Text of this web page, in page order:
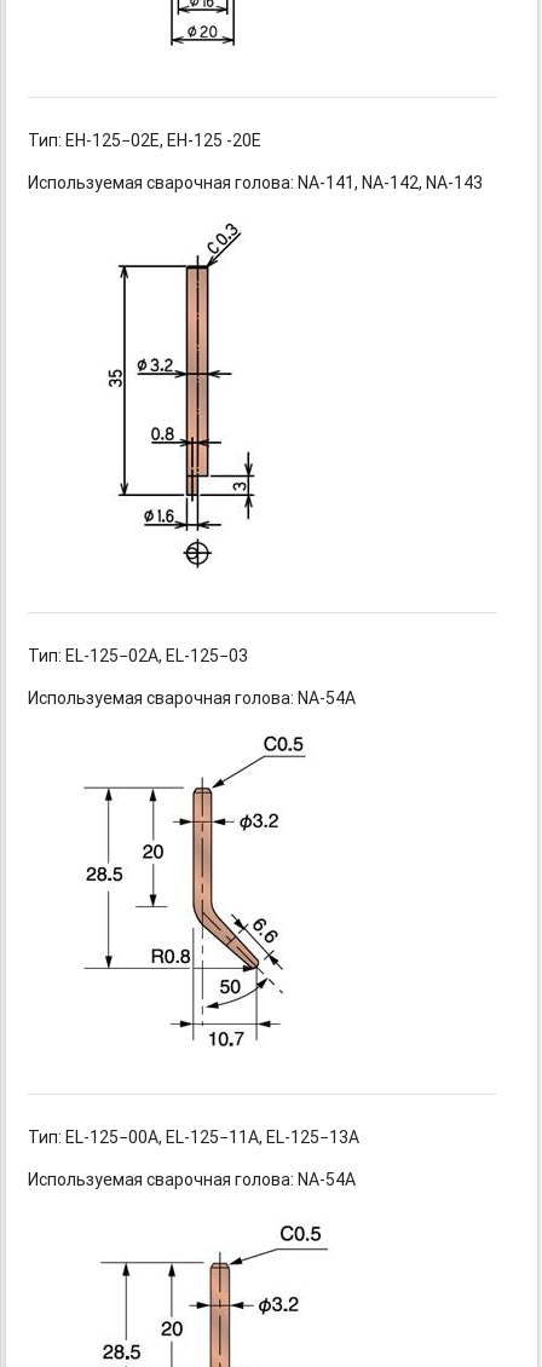
Тип: EH-125−02E, EH-125 -20E
Используемая сварочнаяголова: NA-141, NA-142, NA-143
Тип: EL-125−02A, EL-125−03
Используемая сварочная голова: NA-54A
Тип: EL-125−00A, EL-125−11A, EL-125−13A
Используемая сварочная голова: NA-54A